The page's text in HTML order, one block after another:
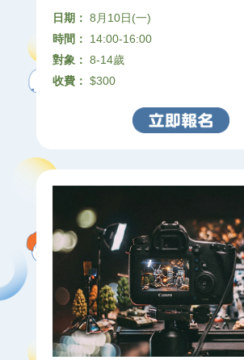
日期： 8月10日(一)
時間：
14:00-16:00
對象： 8-14歲
收費： $300